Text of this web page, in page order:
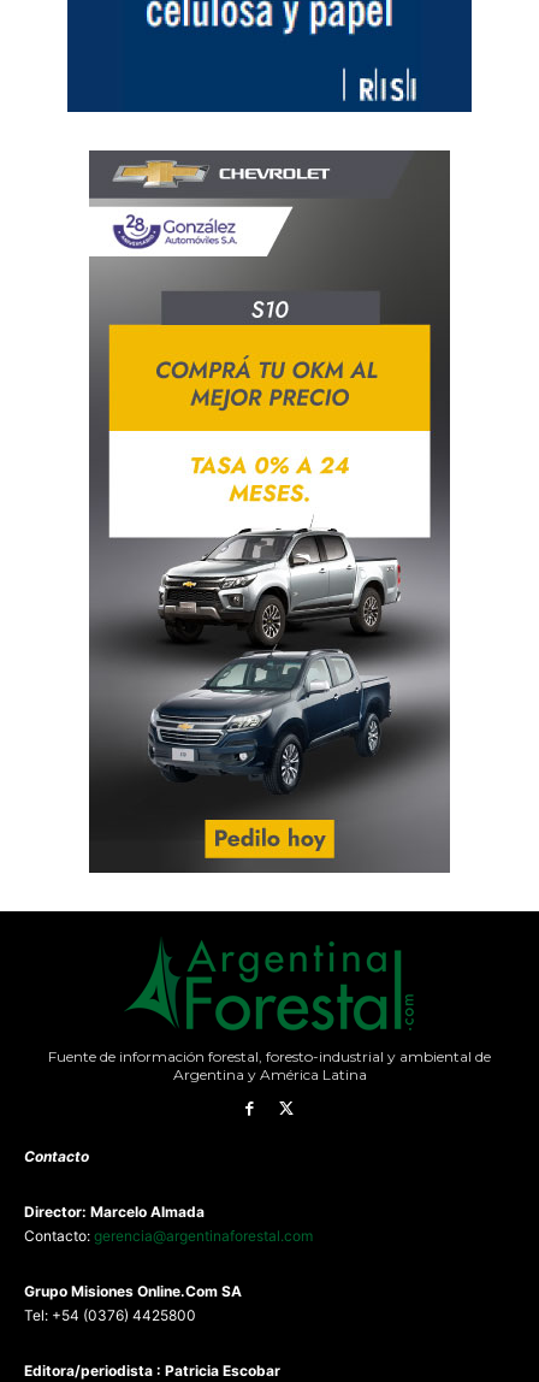
Fuente de información forestal, foresto-industrial y ambiental de
Argentina y América Latina
Contacto
Director: Marcelo Almada
Contacto: gerencia@argentinaforestal.com
Grupo Misiones Online.Com SA
Tel: +54 (0376) 4425800
Editora/periodista : Patricia Escobar